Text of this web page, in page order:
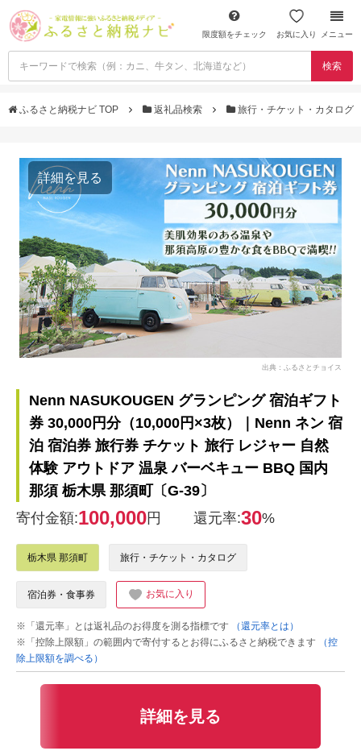
限度額をチェック お気に入り メニュー
検索
ふるさと納税ナビ TOP 返礼品検索 旅行・チケット・カタログ
詳細を見る
出典：ふるさとチョイス
Nenn NASUKOUGEN グランピング 宿泊ギフト
券 30,000円分（10,000円×3枚）｜Nenn ネン 宿
泊 宿泊券 旅行券 チケット 旅行 レジャー 自然
体験 アウトドア 温泉 バーベキュー BBQ 国内
那須 栃木県 那須町〔G-39〕
寄付金額:100,000円 還元率:30%
栃木県 那須町 旅行・チケット・カタログ
宿泊券・食事券 お気に入り
※「還元率」とは返礼品のお得度を測る指標です
（還元率とは）
※「控除上限額」の範囲内で寄付するとお得にふるさと納税できます
（控
除上限額を調べる）
詳細を見る